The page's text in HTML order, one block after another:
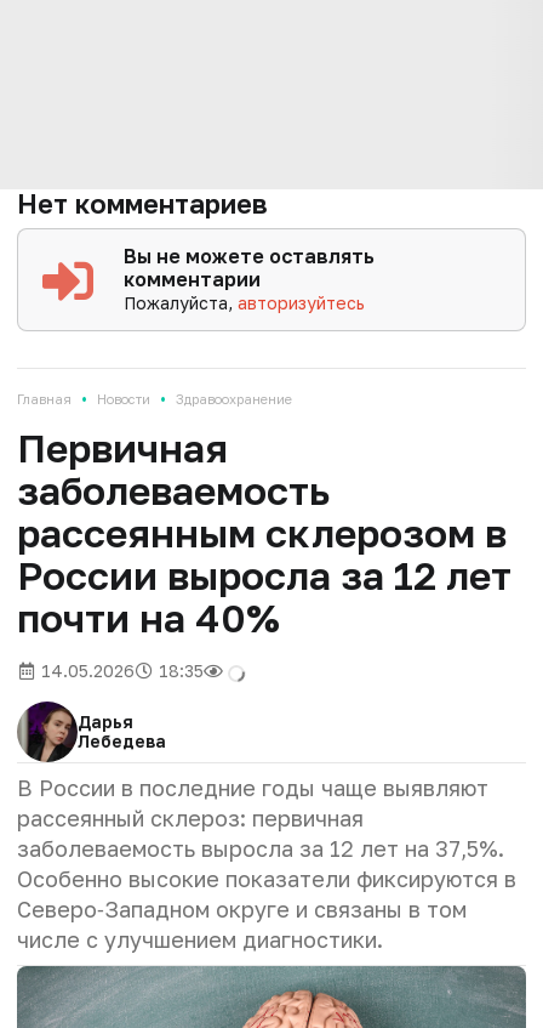
Нет комментариев
Вы не можете оставлять
комментарии
Пожалуйста,авторизуйтесь
Главная • Новости • Здравоохранение
Первичная
заболеваемость
рассеянным склерозом в
России выросла за 12 лет
почти на 40%
14.05.2026 18:35
Дарья
Лебедева
В России в последние годы чаще выявляют
рассеянный склероз: первичная
заболеваемость выросла за 12 лет на 37,5%.
Особенно высокие показатели фиксируются в
Северо‑Западном округе и связаны в том
числе с улучшением диагностики.